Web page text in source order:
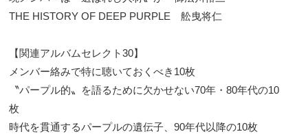
THE HISTORY OF DEEP PURPLE 舩曳将仁
【関連アルバムセレクト30】
メンバー絡みで特に聴いておくべき10枚
〝パープル的〟を語るために欠かせない70年・80年代の10
枚
時代を貫通するパープルの遺伝子、90年代以降の10枚